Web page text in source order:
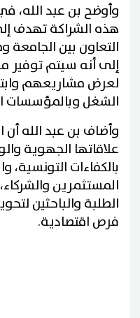
وأوضح بن عبد الله،
هذه الشراكة تهدف
التعاون بين الجامعة
إلى أنه سيتم توفير
لعرض مشاريعهم
الشغل وبالمؤسسات
وأضاف بن عبد الله
علاقاتها الجهوية
بالكفاءات
المستثمرين
الطلبة والباحثين
فرص اقتصادية.